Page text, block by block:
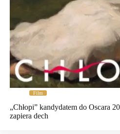
Film
„Chłopi” kandydatem do Oscara
zapiera dech